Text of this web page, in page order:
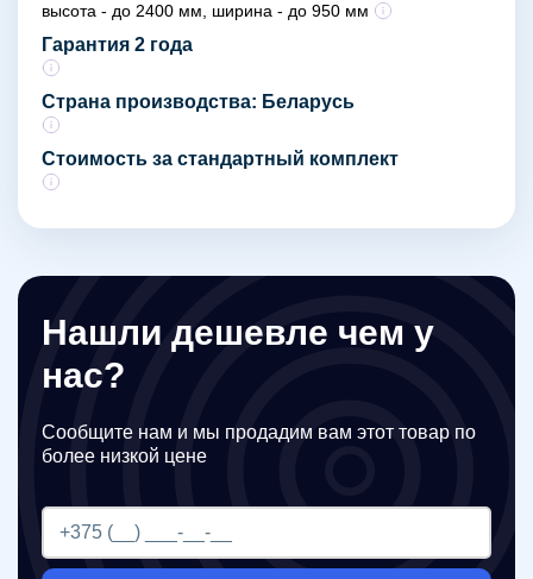
высота - до 2400 мм, ширина - до 950 мм
Гарантия 2 года
Страна производства: Беларусь
Стоимость за стандартный комплект
Нашли дешевле чем у
нас?
Сообщите нам и мы продадим вам этот товар по
более низкой цене